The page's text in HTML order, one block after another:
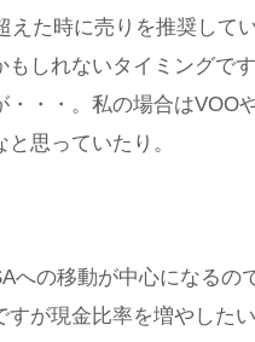
えた時に売りを推奨して
もしれないタイミングで
・・・。私の場合はVOO
思っていたり。
への移動が中心になる
すが現金比率を増やした